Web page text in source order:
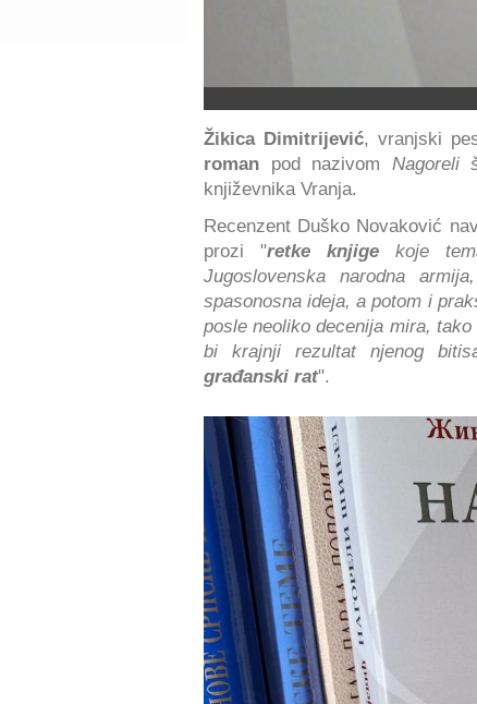
Žikica Dimitrijević, vranjski
roman pod nazivom Nagoreli
književnika Vranja.
Recenzent Duško Novaković
prozi "retke knjigekoje
Jugoslovenska narodna
spasonosna ideja, a potom i
posle neoliko decenija mira, tako
bi krajnji rezultat njenog
građanski rat".